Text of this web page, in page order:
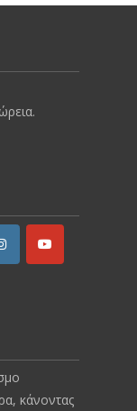
κάνοντας